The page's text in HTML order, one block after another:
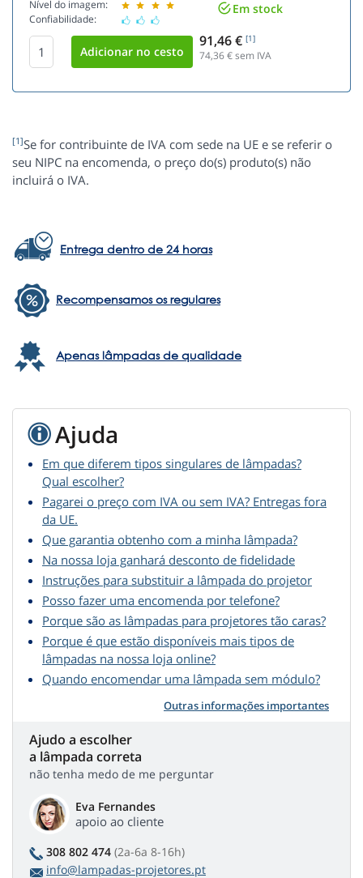
Nível do imagem:
Confiabilidade:
Em stock
91,46 € [1]
74,36€ sem IVA
[1]Se for contribuinte de IVA com sede na UE e se referir o
seu NIPC na encomenda, o preço do(s) produto(s) não
incluirá o IVA.
Entrega dentro de 24 horas
Recompensamos os regulares
Apenas lâmpadas de qualidade
Ajuda
Em que diferem tipos singulares de lâmpadas?
Qual escolher?
Pagarei o preço com IVA ou sem IVA? Entregas fora
da UE.
Que garantia obtenho com a minha lâmpada?
Na nossa loja ganhará desconto de fidelidade
Instruções para substituir a lâmpada do projetor
Posso fazer uma encomenda por telefone?
Porque são as lâmpadas para projetores tão caras?
Porque é que estão disponíveis mais tipos de
lâmpadas na nossa loja online?
Quando encomendar uma lâmpada sem módulo?
Outras informações importantes
Ajudo a escolher
a lâmpada correta
não tenha medo de me perguntar
Eva Fernandes
apoio ao cliente
308 802 474 (2a-6a 8-16h)
info@lampadas-projetores.pt